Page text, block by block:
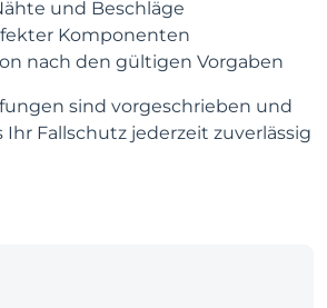
und Beschläge
Komponenten
nach den gültigen Vorgaben
sind vorgeschrieben und
Ihr Fallschutz jederzeit zuverlässig